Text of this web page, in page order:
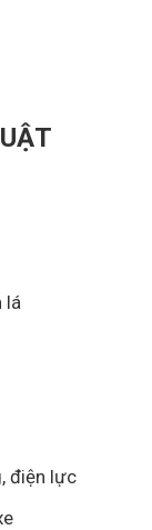
lá
điện lực